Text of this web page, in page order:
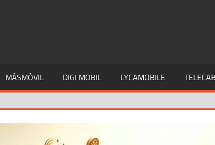
MÁSMÓVIL DIGI MOBIL LYCAMOBILE